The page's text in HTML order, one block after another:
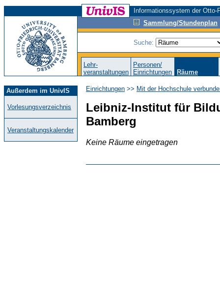
Informationssystem der
Sammlung/Stundenplan
Suche:
Lehr-
veranstaltungen
Personen/
Einrichtungen
Räume
Außerdem im UnivIS
Vorlesungsverzeichnis
Veranstaltungskalender
Einrichtungen >> Mit der Hochschule
Leibniz-Institut für
Bamberg
Keine Räume eingetragen